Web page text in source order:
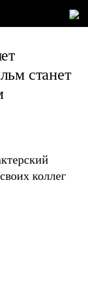
станет
коллег